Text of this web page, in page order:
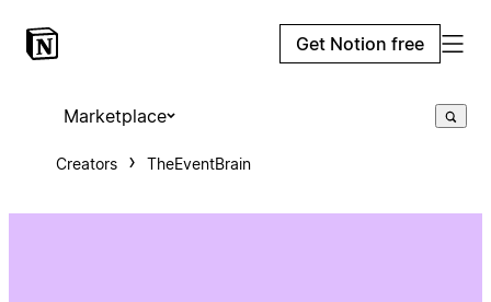
Get Notion free
Marketplace
Creators TheEventBrain